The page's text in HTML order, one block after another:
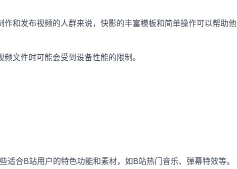
和发布视频的人群来说，快影的丰富模板和简单操作可以帮助他
文件时可能会受到设备性能的限制。
适合B站用户的特色功能和素材，如B站热门音乐、弹幕特效等。